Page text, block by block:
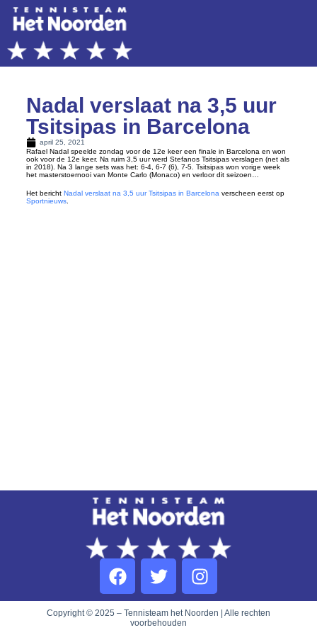
Nadal verslaat na 3,5 uur
Tsitsipas in Barcelona
april 25, 2021
Rafael Nadal speelde zondag voor de 12e keer een finale in Barcelona en won
ook voor de 12e keer. Na ruim 3,5 uur werd Stefanos Tsitsipas verslagen (net als
in 2018). Na 3 lange sets was het: 6-4, 6-7 (6), 7-5. Tsitsipas won vorige week
het masterstoernooi van Monte Carlo (Monaco) en verloor dit seizoen…
Het bericht Nadal verslaat na 3,5 uur Tsitsipas in Barcelona verscheen eerst op
Sportnieuws.
Copyright © 2025 – Tennisteam het Noorden | Alle rechten
voorbehouden